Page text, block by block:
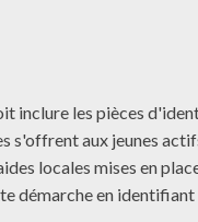
inclure les pièces
s'offrent aux jeunes
locales mises en
démarche en identifiant